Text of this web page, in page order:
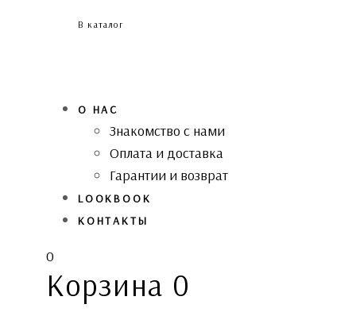
В каталог
О НАС
Знакомство с нами
Оплата и доставка
Гарантии и возврат
LOOKBOOK
КОНТАКТЫ
0
Корзина 0